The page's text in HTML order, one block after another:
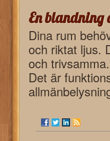
En blandning
Dina rum
och riktat ljus.
och
Det är